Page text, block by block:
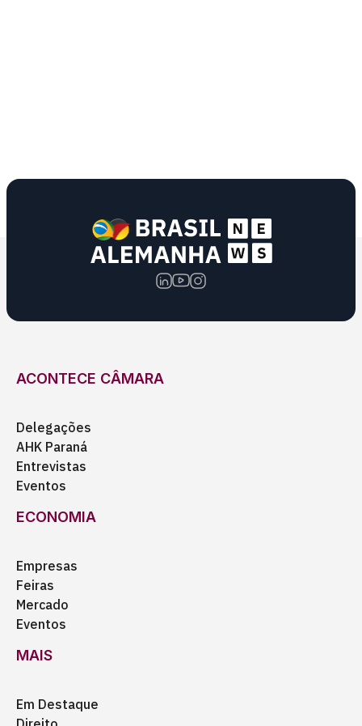
ACONTECE CÂMARA
Delegações
AHK Paraná
Entrevistas
Eventos
ECONOMIA
Empresas
Feiras
Mercado
Eventos
MAIS
Em Destaque